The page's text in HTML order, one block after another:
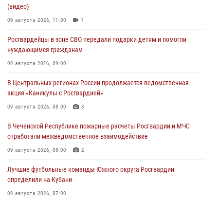
(видео)
09 августа 2026, 11:00 1
Росгвардейцы в зоне СВО передали подарки детям и помогли
нуждающимся гражданам
09 августа 2026, 09:00
В Центральных регионах России продолжается ведомственная
акция «Каникулы с Росгвардией»
09 августа 2026, 08:00 8
В Чеченской Республике пожарные расчеты Росгвардии и МЧС
отработали межведомственное взаимодействие
09 августа 2026, 08:00 2
Лучшие футбольные команды Южного округа Росгвардии
определили на Кубани
09 августа 2026, 07:00